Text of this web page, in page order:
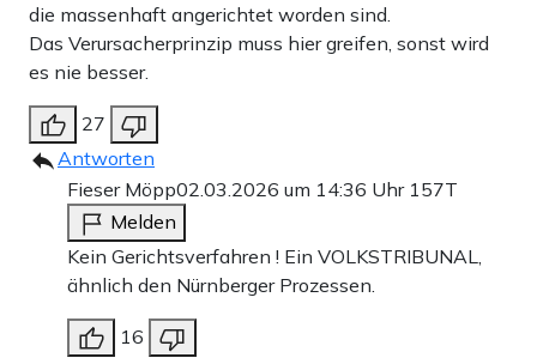
die massenhaft angerichtet worden sind.
Das Verursacherprinzip muss hier greifen, sonst wird
es nie besser.
27
Antworten
Fieser Möpp02.03.2026 um 14:36 Uhr 157T
Melden
Kein Gerichtsverfahren ! Ein VOLKSTRIBUNAL,
ähnlich den Nürnberger Prozessen.
16